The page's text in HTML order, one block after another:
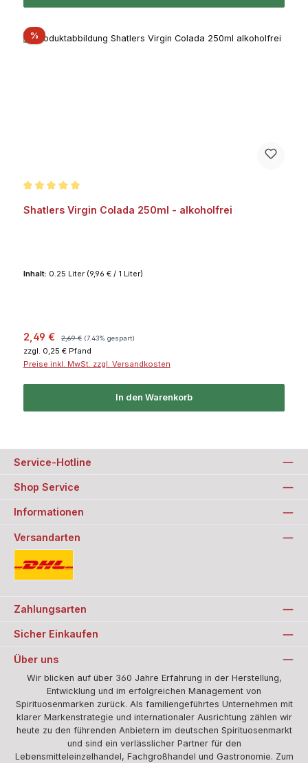
%Rabatt
Shatlers Virgin Colada 250ml - alkoholfrei
Inhalt: 0.25 Liter (9,96 € / 1 Liter)
Verkaufspreis:
2,49 € 2,69 € (7.43% gespart)
zzgl. 0,25 € Pfand
Preise inkl. MwSt. zzgl. Versandkosten
In den Warenkorb
Service-Hotline
Shop Service
Informationen
Versandarten
Zahlungsarten
Sicher Einkaufen
Über uns
Wir blicken auf über 360 Jahre Erfahrung in der Herstellung,
Entwicklung und im erfolgreichen Management von
Spirituosenmarken zurück. Als familiengeführtes Unternehmen mit
klarer Markenstrategie und internationaler Ausrichtung zählen wir
heute zu den führenden Anbietern im deutschen Spirituosenmarkt
und sind ein verlässlicher Partner für den
Lebensmitteleinzelhandel, Fachgroßhandel und Gastronomie. Zum